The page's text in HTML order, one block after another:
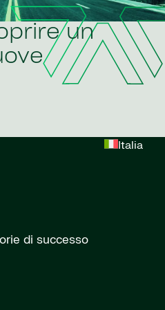
un
Italia
di successo